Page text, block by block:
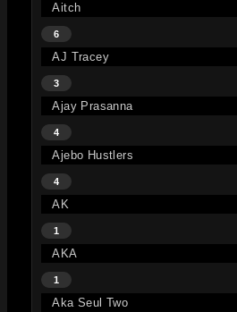
Aitch
6
AJ Tracey
3
Ajay Prasanna
4
Ajebo Hustlers
4
AK
1
AKA
1
Aka Seul Two